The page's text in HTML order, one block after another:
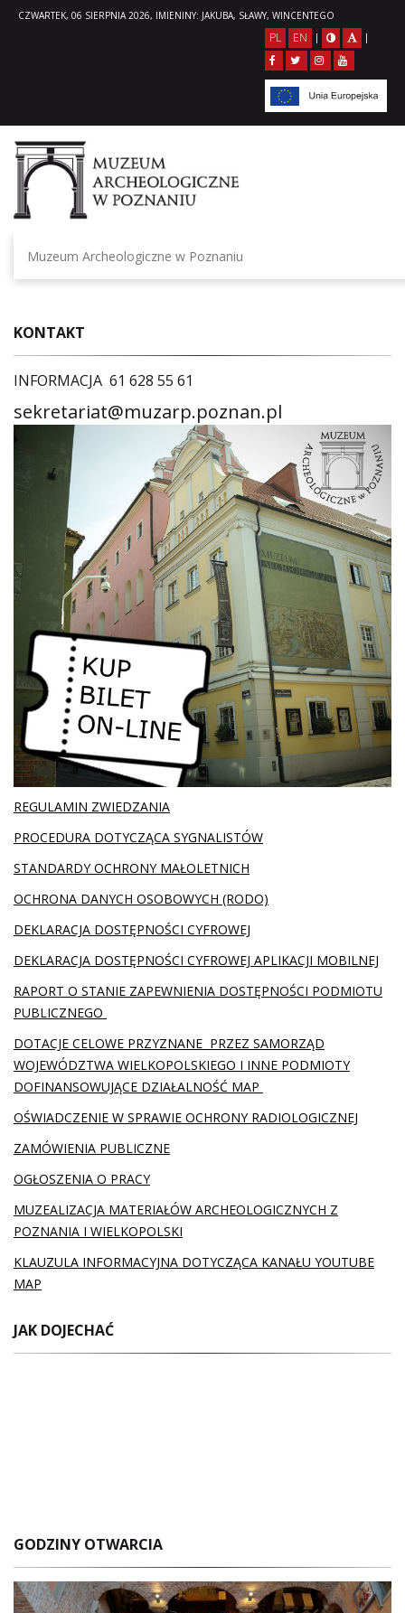
CZWARTEK, 06 SIERPNIA 2026, IMIENINY: JAKUBA, SŁAWY, WINCENTEGO
PL EN | |
Muzeum Archeologiczne w Poznaniu
KONTAKT
INFORMACJA 61 628 55 61
sekretariat@muzarp.poznan.pl
REGULAMIN ZWIEDZANIA
PROCEDURA DOTYCZĄCA SYGNALISTÓW
STANDARDY OCHRONY MAŁOLETNICH
OCHRONA DANYCH OSOBOWYCH (RODO)
DEKLARACJA DOSTĘPNOŚCI CYFROWEJ
DEKLARACJA DOSTĘPNOŚCI CYFROWEJ APLIKACJI MOBILNEJ
RAPORT O STANIE ZAPEWNIENIA DOSTĘPNOŚCI PODMIOTU
PUBLICZNEGO
DOTACJE CELOWE PRZYZNANE PRZEZ SAMORZĄD
WOJEWÓDZTWA WIELKOPOLSKIEGO I INNE PODMIOTY
DOFINANSOWUJĄCE DZIAŁALNOŚĆ MAP
OŚWIADCZENIE W SPRAWIE OCHRONY RADIOLOGICZNEJ
ZAMÓWIENIA PUBLICZNE
OGŁOSZENIA O PRACY
MUZEALIZACJA MATERIAŁÓW ARCHEOLOGICZNYCH Z
POZNANIA I WIELKOPOLSKI
KLAUZULA INFORMACYJNA DOTYCZĄCA KANAŁU YOUTUBE
MAP
JAK DOJECHAĆ
GODZINY OTWARCIA